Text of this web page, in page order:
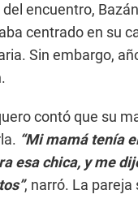
encuentro,
centrado en su
Sin embargo,
contó que su
“Mi mamá tenía
esa chica, y me
, narró. La pareja